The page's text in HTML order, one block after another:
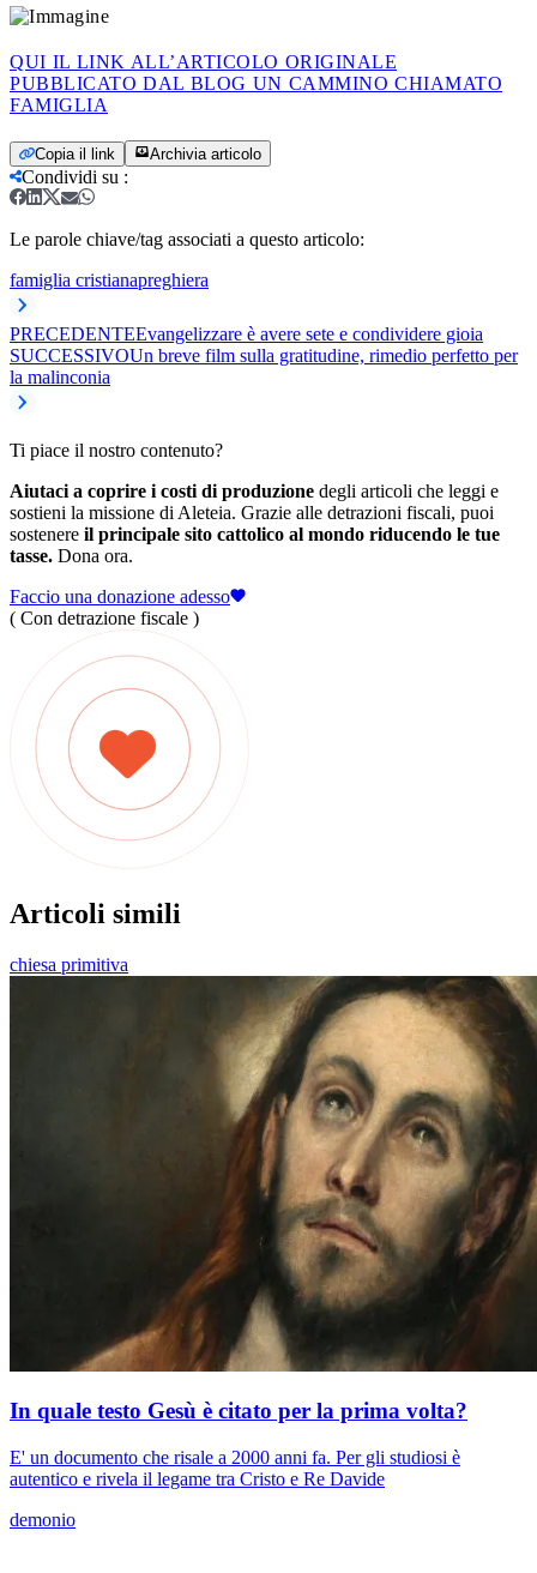
QUI IL LINK ALL’ARTICOLO ORIGINALE
PUBBLICATO DAL BLOG UN CAMMINO CHIAMATO
FAMIGLIA
Copia il link Archivia articolo
Condividi su :
Le parole chiave/tag associati a questo articolo:
famiglia cristianapreghiera
PRECEDENTEEvangelizzare è avere sete e condividere gioia
SUCCESSIVOUn breve film sulla gratitudine, rimedio perfetto per
la malinconia
Ti piace il nostro contenuto?
Aiutaci a coprire i costi di produzione degli articoli che leggi e
sostieni la missione di Aleteia. Grazie alle detrazioni fiscali, puoi
sostenere il principale sito cattolico al mondo riducendo le tue
tasse. Dona ora.
Faccio una donazione adesso
( Con detrazione fiscale )
Articoli simili
chiesa primitiva
In quale testo Gesù è citato per la prima volta?
E' un documento che risale a 2000 anni fa. Per gli studiosi è
autentico e rivela il legame tra Cristo e Re Davide
demonio